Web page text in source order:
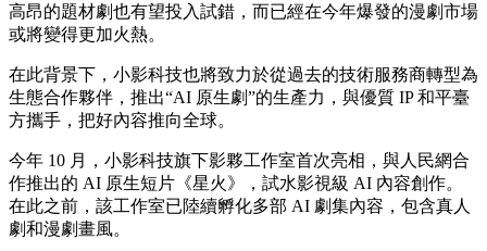
高昂的題材劇也有望投入試錯，而已經在今年爆發的漫劇市場
或將變得更加火熱。
在此背景下，小影科技也將致力於從過去的技術服務商轉型為
生態合作夥伴，推出“AI 原生劇”的生產力，與優質 IP 和平臺
方攜手，把好內容推向全球。
今年 10 月，小影科技旗下影夥工作室首次亮相，與人民網合
作推出的 AI 原生短片《星火》，試水影視級 AI 內容創作。
在此之前，該工作室已陸續孵化多部 AI 劇集內容，包含真人
劇和漫劇畫風。